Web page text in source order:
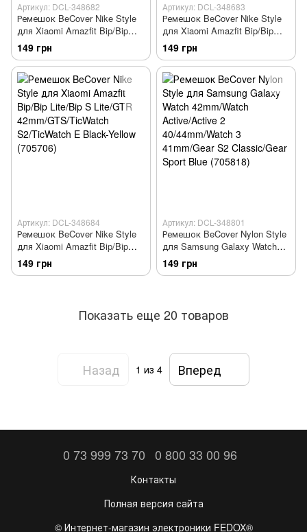
Артикул: DCL-348682
Ремешок BeCover Nike Style
для Xiaomi Amazfit Bip/Bip
Lite/Bip S Lite/GTR
42mm/GTS/TicWatch
S2/TicWatch E White-Black
(705705)
149 грн
Артикул: DCL-348683
Ремешок BeCover Nike Style
для Xiaomi Amazfit Bip/Bip
Lite/Bip S Lite/GTR
42mm/GTS/TicWatch
S2/TicWatch E Blue-White
(705707)
149 грн
Артикул: DCL-348684
Ремешок BeCover Nike Style
для Xiaomi Amazfit Bip/Bip
Lite/Bip S Lite/GTR
42mm/GTS/TicWatch
149 грн
Артикул: DCL-348801
Ремешок BeCover Nylon Style
для Samsung Galaxy Watch
42mm/Watch Active/Active 2
40/44mm/Watch 3 41mm/Gear
149 грн
Показать еще 20 товаров
Назад 1 из 4 Вперед
0 73 999 73 70 0 800 33 00 96
Контакты
Полная версия сайта
©️ Интернет-магазин электроники FEDOX®